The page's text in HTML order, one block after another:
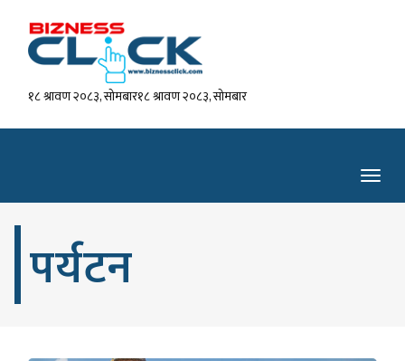
१८ श्रावण २०८३, सोमबार१८ श्रावण २०८३, सोमबार
पर्यटन